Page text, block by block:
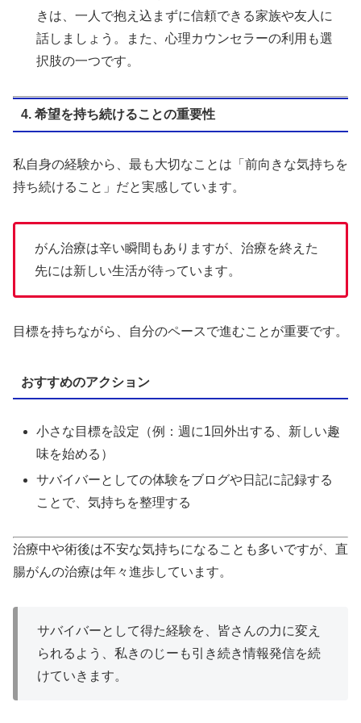
きは、一人で抱え込まずに信頼できる家族や友人に
話しましょう。また、心理カウンセラーの利用も選
択肢の一つです。
4. 希望を持ち続けることの重要性
私自身の経験から、最も大切なことは「前向きな気持ちを
持ち続けること」だと実感しています。
がん治療は辛い瞬間もありますが、治療を終えた
先には新しい生活が待っています。
目標を持ちながら、自分のペースで進むことが重要です。
おすすめのアクション
小さな目標を設定（例：週に1回外出する、新しい趣
味を始める）
サバイバーとしての体験をブログや日記に記録する
ことで、気持ちを整理する
治療中や術後は不安な気持ちになることも多いですが、直
腸がんの治療は年々進歩しています。
サバイバーとして得た経験を、皆さんの力に変え
られるよう、私きのじーも引き続き情報発信を続
けていきます。